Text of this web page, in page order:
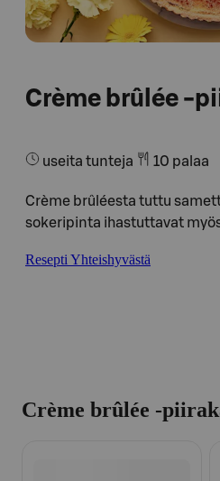
Crème brûlée -
useita tunteja 10 palaa
Crème brûléesta tuttu
sokeripinta ihastuttavat
Resepti Yhteishyvästä
Crème brûlée -